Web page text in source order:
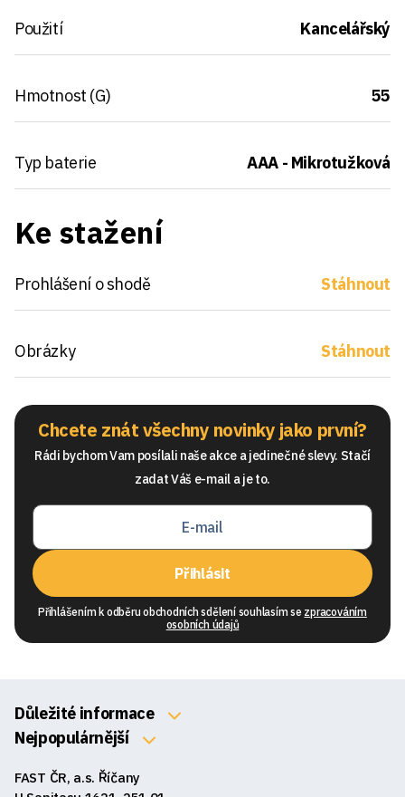
Použití Kancelářský
Hmotnost (G) 55
Typ baterie AAA - Mikrotužková
Ke stažení
Prohlášení o shodě Stáhnout
Obrázky Stáhnout
Chcete znát všechny novinky jako první?
Rádi bychom Vam posílali naše akce a jedinečné slevy. Stačí
zadat Váš e-mail a je to.
Přihlásit
Přihlášením k odběru obchodních sdělení souhlasím se zpracováním
osobních údajů
Důležité informace
O nás
Obchodní podmínky
Nejpopulárnější
FAST ČR, a.s. Říčany